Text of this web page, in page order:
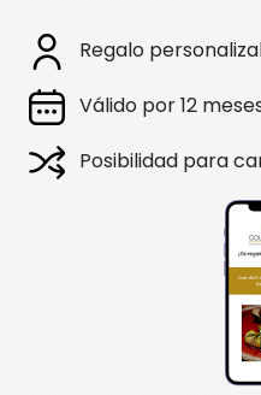
Regalo
Válido por 12
Posibilidad para